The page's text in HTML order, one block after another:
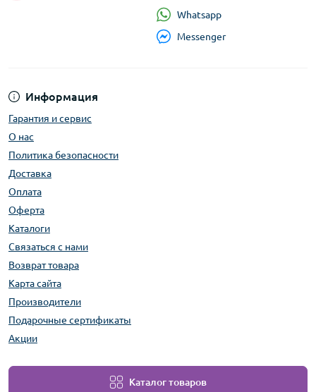
Информация
Гарантия и сервис
О нас
Политика безопасности
Доставка
Оплата
Оферта
Каталоги
Связаться с нами
Возврат товара
Карта сайта
Производители
Подарочные сертификаты
Акции
Каталог товаров
Whatsapp
Messenger